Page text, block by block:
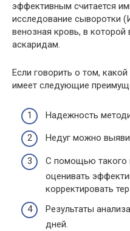
эффективным считается
исследование сыворотки
венозная кровь, в
аскаридам.
Если говорить о том,
имеет следующие
Надежность
Недуг можно
С помощью такого
оценивать
корректировать
Результаты
дней.